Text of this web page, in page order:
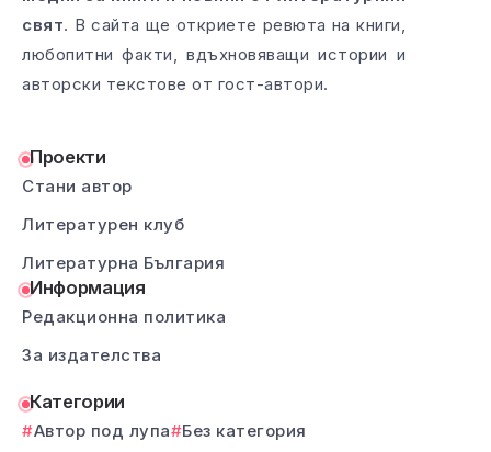
свят. В сайта ще откриете ревюта на книги,
любопитни факти, вдъхновяващи истории и
авторски текстове от гост-автори.
Проекти
Стани автор
Литературен клуб
Литературна България
Информация
Редакционна политика
За издателства
Категории
Автор под лупа
Без категория